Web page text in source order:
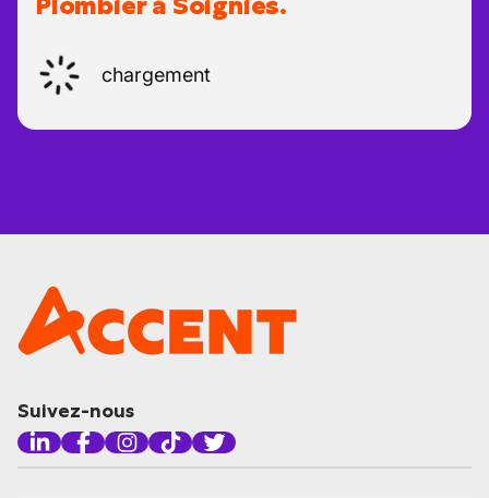
chargement
Suivez-nous